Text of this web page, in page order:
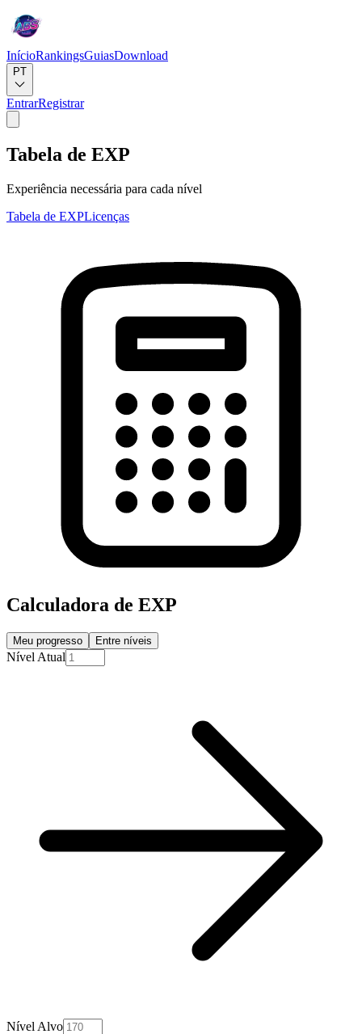
InícioRankingsGuiasDownload
PT
EntrarRegistrar
Tabela de EXP
Experiência necessária para cada nível
Tabela de EXPLicenças
Calculadora de EXP
Meu progresso Entre níveis
Nível Atual
Nível Alvo